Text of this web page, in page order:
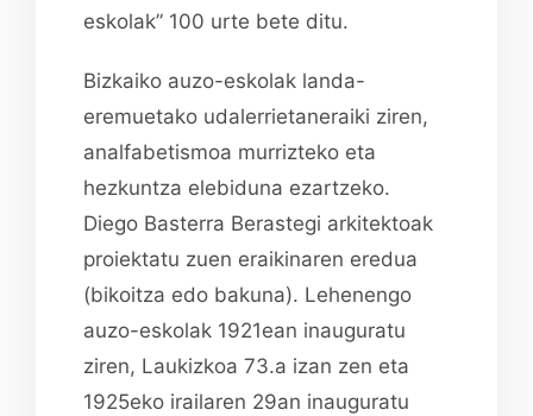
eskolak” 100 urte bete ditu.
Bizkaiko auzo-eskolak landa-
eremuetako udalerrietaneraiki ziren,
analfabetismoa murrizteko eta
hezkuntza elebiduna ezartzeko.
Diego Basterra Berastegi arkitektoak
proiektatu zuen eraikinaren eredua
(bikoitza edo bakuna). Lehenengo
auzo-eskolak 1921ean inauguratu
ziren, Laukizkoa 73.a izan zen eta
1925eko irailaren 29an inauguratu